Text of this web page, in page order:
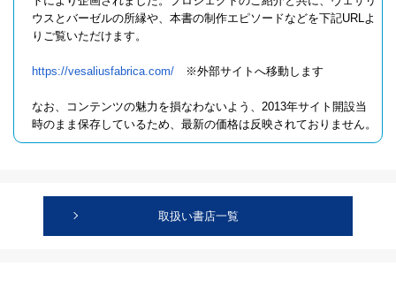
ウスとバーゼルの所縁や、本書の制作エピソードなどを下記URLよ
りご覧いただけます。
https://vesaliusfabrica.com/ ※外部サイトへ移動します
なお、コンテンツの魅力を損なわないよう、2013年サイト開設当
時のまま保存しているため、最新の価格は反映されておりません。
取扱い書店一覧